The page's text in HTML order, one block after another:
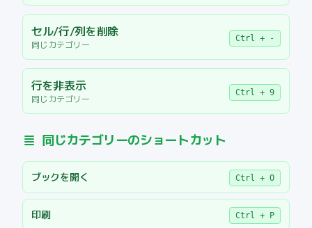
セル/行/列を削除
同じカテゴリー
Ctrl + -
行を非表示
同じカテゴリー
Ctrl + 9
同じカテゴリーのショートカット
ブックを開く Ctrl + O
印刷 Ctrl + P